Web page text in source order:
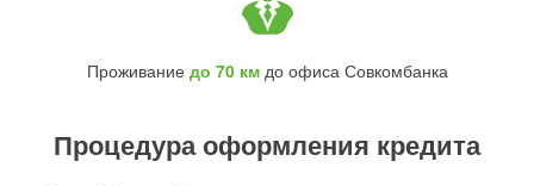
Проживание до 70 кмдо офиса Совкомбанка
Процедура оформления кредита